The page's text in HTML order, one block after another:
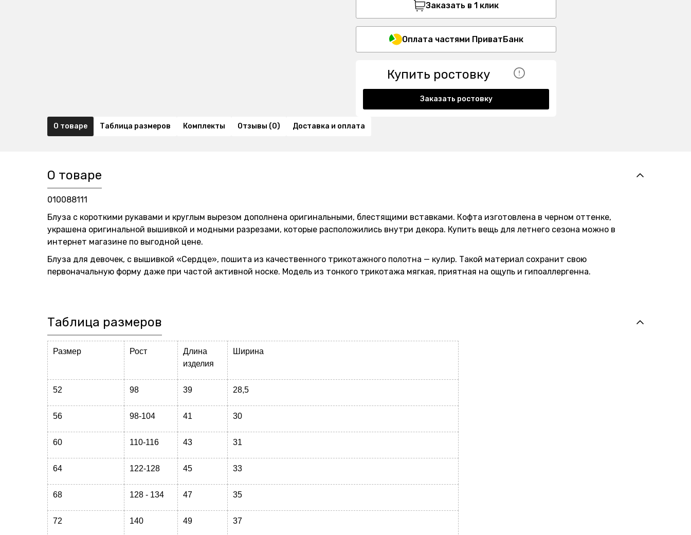
Заказать в 1 клик
Оплата частями ПриватБанк
Купить ростовку
Заказать ростовку
О товаре Таблица размеров Комплекты Отзывы (0) Доставка и оплата
О товаре
010088111
Блуза с короткими рукавами и круглым вырезом дополнена оригинальными, блестящими вставками. Кофта изготовлена в черном оттенке,
украшена оригинальной вышивкой и модными разрезами, которые расположились внутри декора. Купить вещь для летнего сезона можно в
интернет магазине по выгодной цене.
Блуза для девочек, с вышивкой «Сердце», пошита из качественного трикотажного полотна — кулир. Такой материал сохранит свою
первоначальную форму даже при частой активной носке. Модель из тонкого трикотажа мягкая, приятная на ощупь и гипоаллергенна.
Таблица размеров
Размер Рост
Длина
изделия
Ширина
52 98 39 28,5
56 98-104 41 30
60 110-116 43 31
64 122-128 45 33
68 128 - 134 47 35
72 140 49 37